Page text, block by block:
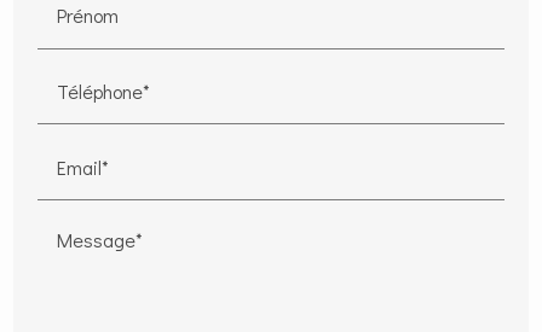
Prénom
Téléphone*
Email*
Message*